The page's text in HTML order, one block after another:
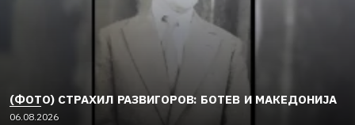
(ФОТО) СТРАХИЛ РАЗВИГОРОВ: БОТЕВ И МАКЕДОНИЈА
06.08.2026